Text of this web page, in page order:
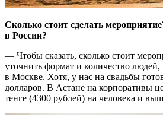
Сколько стоит сделать
в России?
— Чтобы сказать, сколько стоит
уточнить формат и количество
в Москве. Хотя, у нас на свадьбы
долларов. В Астане на корпоративы
тенге (4300 рублей) на человека и